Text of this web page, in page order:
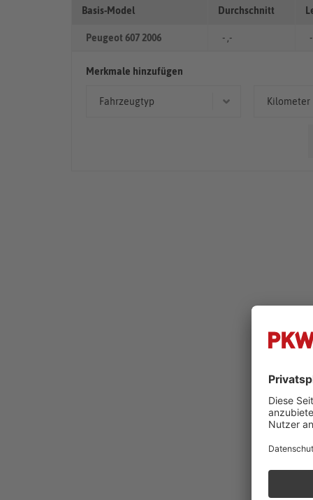
Basis-Model Durchschnitt
Peugeot 607 2006 - ,- -
Merkmale hinzufügen
Fahrzeugtyp Kilometer